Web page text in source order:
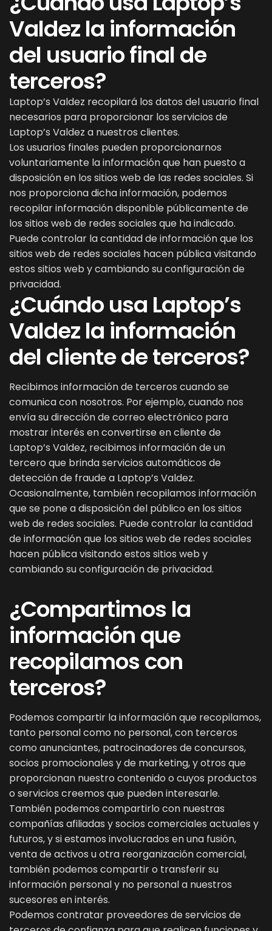
Valdez la información
del usuario final de
terceros?
Laptop’s Valdez recopilará los datos del usuario final
necesarios para proporcionar los servicios de
Laptop’s Valdez a nuestros clientes.
Los usuarios finales pueden proporcionarnos
voluntariamente la información que han puesto a
disposición en los sitios web de las redes sociales. Si
nos proporciona dicha información, podemos
recopilar información disponible públicamente de
los sitios web de redes sociales que ha indicado.
Puede controlar la cantidad de información que los
sitios web de redes sociales hacen pública visitando
estos sitios web y cambiando su configuración de
privacidad.
¿Cuándo usa Laptop’s
Valdez la información
del cliente de terceros?
Recibimos información de terceros cuando se
comunica con nosotros. Por ejemplo, cuando nos
envía su dirección de correo electrónico para
mostrar interés en convertirse en cliente de
Laptop’s Valdez, recibimos información de un
tercero que brinda servicios automáticos de
detección de fraude a Laptop’s Valdez.
Ocasionalmente, también recopilamos información
que se pone a disposición del público en los sitios
web de redes sociales. Puede controlar la cantidad
de información que los sitios web de redes sociales
hacen pública visitando estos sitios web y
cambiando su configuración de privacidad.
¿Compartimos la
información que
recopilamos con
terceros?
Podemos compartir la información que recopilamos,
tanto personal como no personal, con terceros
como anunciantes, patrocinadores de concursos,
socios promocionales y de marketing, y otros que
proporcionan nuestro contenido o cuyos productos
o servicios creemos que pueden interesarle.
También podemos compartirlo con nuestras
compañías afiliadas y socios comerciales actuales y
futuros, y si estamos involucrados en una fusión,
venta de activos u otra reorganización comercial,
también podemos compartir o transferir su
información personal y no personal a nuestros
sucesores en interés.
Podemos contratar proveedores de servicios de